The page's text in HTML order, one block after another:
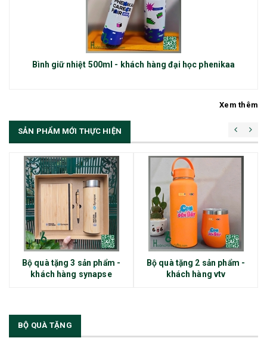
Bình giữ nhiệt 500ml - khách hàng đại học phenikaa
Xem thêm
SẢN PHẨM MỚI THỰC HIỆN
Bộ quà tặng 3 sản phẩm -
khách hàng synapse
Bộ quà tặng 2 sản phẩm -
khách hàng vtv
BỘ QUÀ TẶNG